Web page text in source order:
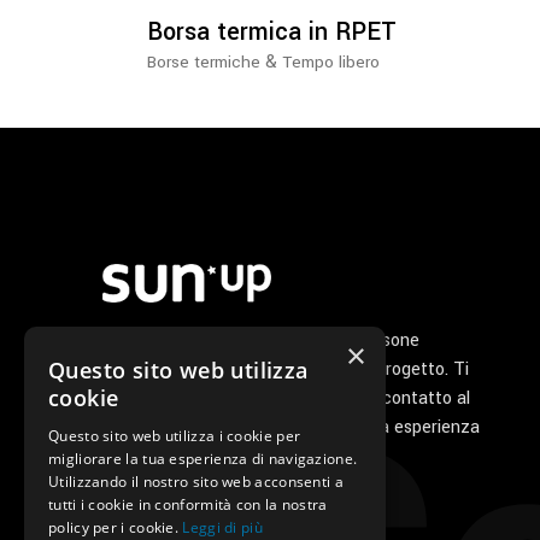
essere
scelte
Borsa termica in RPET
Borse termiche & Tempo libero
Noi di Sunup siamo un gruppo di persone
appassionate che ha a cuore il tuo progetto. Ti
seguiamo personalmente dal primo contatto al
servizio di post vendita perché la tua esperienza
con noi sia unica e speciale.
×
Questo sito web utilizza
cookie
Questo sito web utilizza i cookie per
migliorare la tua esperienza di navigazione.
Utilizzando il nostro sito web acconsenti a
tutti i cookie in conformità con la nostra
policy per i cookie. Leggi di più